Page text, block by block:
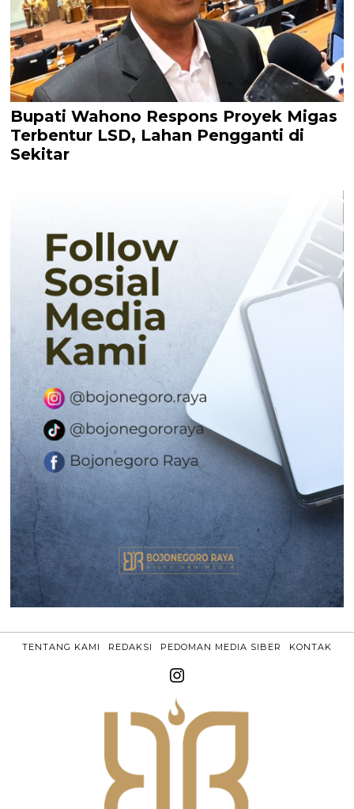
Bupati Wahono Respons Proyek Migas
Terbentur LSD, Lahan Pengganti di
Sekitar
TENTANG KAMI REDAKSI PEDOMAN MEDIA SIBER KONTAK